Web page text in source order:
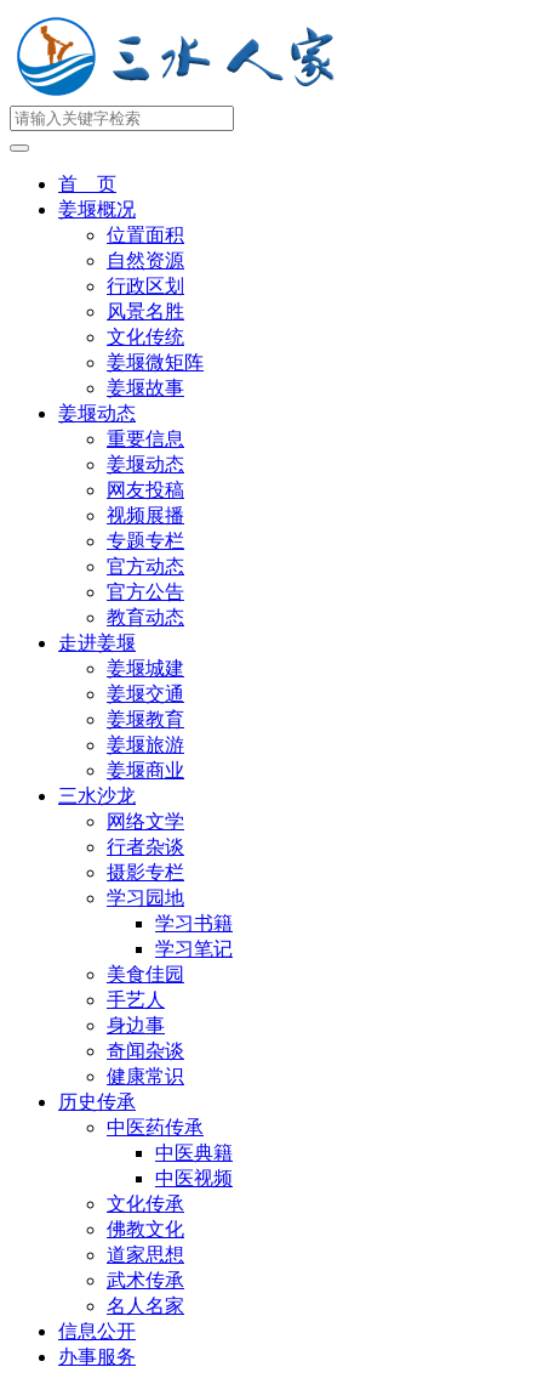
首 页
姜堰概况
位置面积
自然资源
行政区划
风景名胜
文化传统
姜堰微矩阵
姜堰故事
姜堰动态
重要信息
姜堰动态
网友投稿
视频展播
专题专栏
官方动态
官方公告
教育动态
走进姜堰
姜堰城建
姜堰交通
姜堰教育
姜堰旅游
姜堰商业
三水沙龙
网络文学
行者杂谈
摄影专栏
学习园地
学习书籍
学习笔记
美食佳园
手艺人
身边事
奇闻杂谈
健康常识
历史传承
中医药传承
中医典籍
中医视频
文化传承
佛教文化
道家思想
武术传承
名人名家
信息公开
办事服务